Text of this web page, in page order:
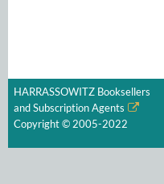
HARRASSOWITZ Booksellers
and Subscription Agents
Copyright © 2005-2022